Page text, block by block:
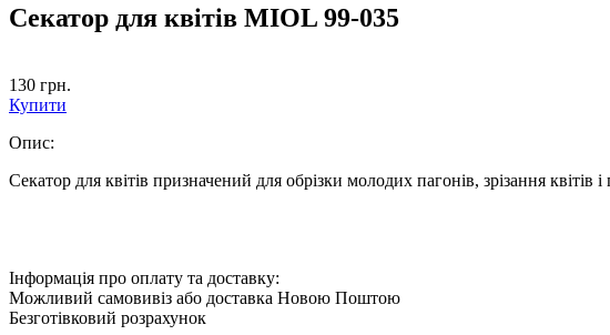
Cекатор для квітів MIOL 99-035
130 грн.
Купити
Опис:
Секатор для квітів призначений для обрізки молодих пагонів, зрізання квітів
Інформація про оплату та доставку:
Можливий самовивіз або доставка Новою Поштою
Безготівковий розрахунок